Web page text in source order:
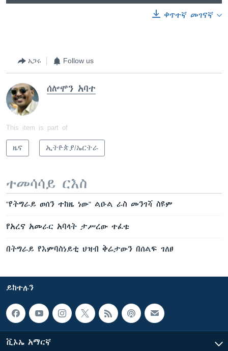
ቀጥተኛ መገናኛ
አጋሩ Follow us
ሰሎሞን አባተ
This item is part of
ዜና ኢትዮጵያ/ኤርትራ
ተመሳሳይ ርእስ
"የትግራይ ወሰን ተከዜ ነው" ልዑል ራስ መንገሻ ስዩም
የአረና አመራር አባላት ታሥረው ተፈቱ
በትግራይ የእምባስነይቲ ህዝብ ቅሬታውን በሰልፍ ገለፀ
ይከተሉን
ቪኦኤ አማርኛ